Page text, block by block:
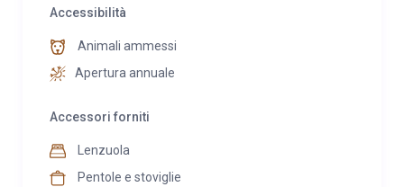
Accessibilità
Animali ammessi
Apertura annuale
Accessori forniti
Lenzuola
Pentole e stoviglie